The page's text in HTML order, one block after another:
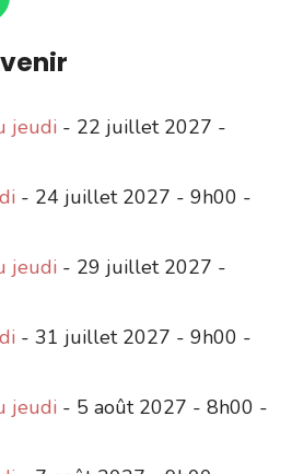
jeudi - 22 juillet 2027 -
- 24 juillet 2027 - 9h00 -
jeudi - 29 juillet 2027 -
- 31 juillet 2027 - 9h00 -
jeudi - 5 août 2027 - 8h00 -